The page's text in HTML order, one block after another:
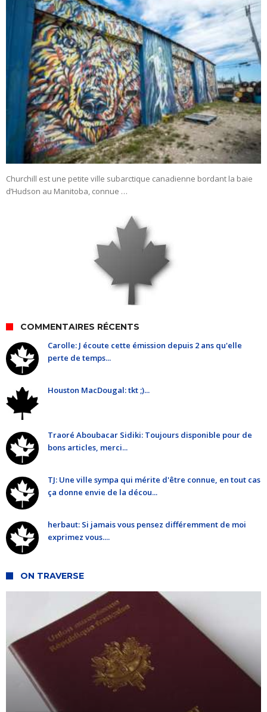
Churchill est une petite ville subarctique canadienne bordant la baie
d’Hudson au Manitoba, connue …
COMMENTAIRES RÉCENTS
Carolle: J écoute cette émission depuis 2 ans qu'elle
perte de temps...
Houston MacDougal: tkt ;)...
Traoré Aboubacar Sidiki: Toujours disponible pour de
bons articles, merci...
TJ: Une ville sympa qui mérite d'être connue, en tout cas
ça donne envie de la décou...
herbaut: Si jamais vous pensez différemment de moi
exprimez vous....
ON TRAVERSE